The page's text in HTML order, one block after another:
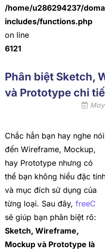
/home/u286294237/
includes/functions.php
on line
6121
Phân biệt Sketch,
và Prototype chi
Chắc hẳn bạn hay nghe nói
đến Wireframe, Mockup,
hay Prototype nhưng có
thể bạn không hiểu đặc
và mục đích sử dụng của
từng loại. Sau đây, freeC
sẽ giúp bạn phân biệt rõ:
Sketch, Wireframe,
Mockup và Prototype là